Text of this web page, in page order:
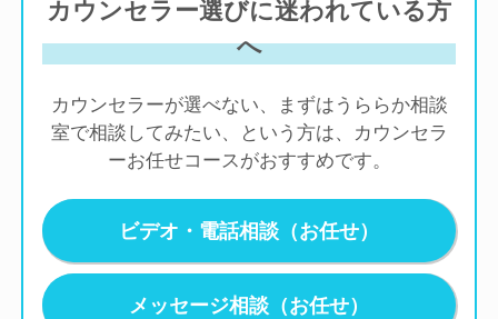
カウンセラー選びに迷われている方
へ
カウンセラーが選べない、まずはうららか相談
室で相談してみたい、という方は、カウンセラ
ーお任せコースがおすすめです。
ビデオ・電話相談（お任せ）
メッセージ相談（お任せ）